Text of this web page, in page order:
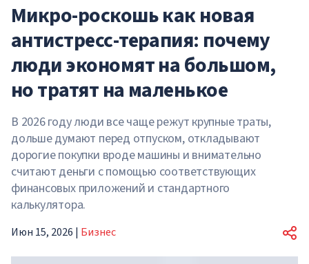
экономят на большом, но тратят
на маленькое
Микро-роскошь как новая
антистресс-терапия: почему
люди экономят на большом,
но тратят на маленькое
В 2026 году люди все чаще режут крупные траты,
дольше думают перед отпуском, откладывают
дорогие покупки вроде машины и внимательно
считают деньги с помощью соответствующих
финансовых приложений и стандартного
калькулятора.
Июн 15, 2026 | Бизнес